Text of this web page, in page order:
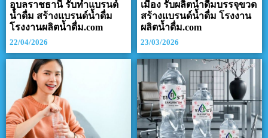
อุบลราชธานี รับทำแบรนด์
น้ำดื่ม สร้างแบรนด์น้ำดื่ม
โรงงานผลิตน้ำดื่ม.com
22/04/2026
เมือง รับผลิตน้ำดื่มบรรจุขวด
สร้างแบรนด์น้ำดื่ม โรงงาน
ผลิตน้ำดื่ม.com
23/03/2026